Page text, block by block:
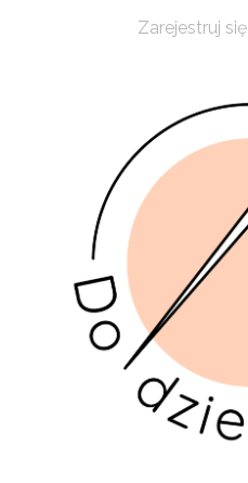
Zarejestruj się